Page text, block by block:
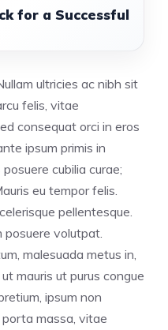
for a Successful
ultricies ac nibh sit
felis, vitae
consequat orci in eros
ipsum primis in
cubilia curae;
eu tempor felis.
pellentesque.
posuere volutpat.
malesuada metus in,
mauris ut purus congue
ipsum non
massa, vitae